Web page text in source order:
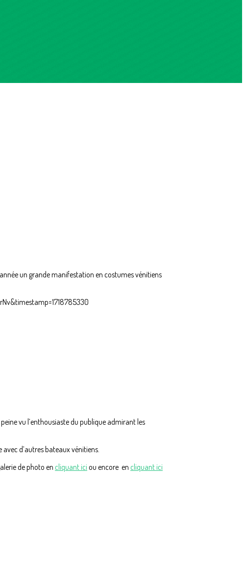
un grande manifestation en costumes vénitiens
vu l’enthousiaste du publique admirant les
d’autres bateaux vénitiens.
de photo en cliquant ici ou encore en cliquant ici